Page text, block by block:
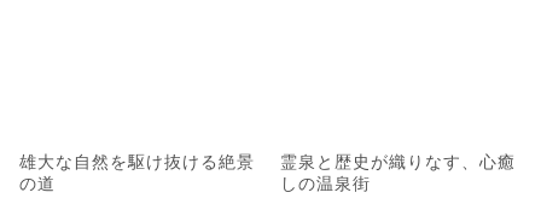
雄大な自然を駆け抜ける絶景
の道
霊泉と歴史が織りなす、心癒
しの温泉街